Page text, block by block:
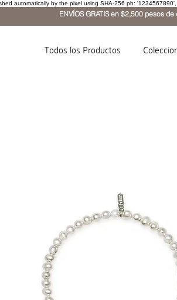
automatically by the pixel using SHA-256 ph: '1234567890',
ENVÍOS GRATIS en $2,500 pesos
Todos los Productos